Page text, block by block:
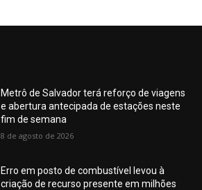
Metrô de Salvador terá reforço de viagens
e abertura antecipada de estações neste
fim de semana
8 de agosto de 2026
Erro em posto de combustível levou à
criação de recurso presente em milhões